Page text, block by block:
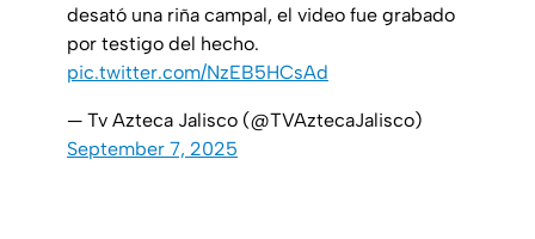
desató una riña campal, el video fue grabado
por testigo del hecho.
pic.twitter.com/NzEB5HCsAd
— Tv Azteca Jalisco (@TVAztecaJalisco)
September 7, 2025